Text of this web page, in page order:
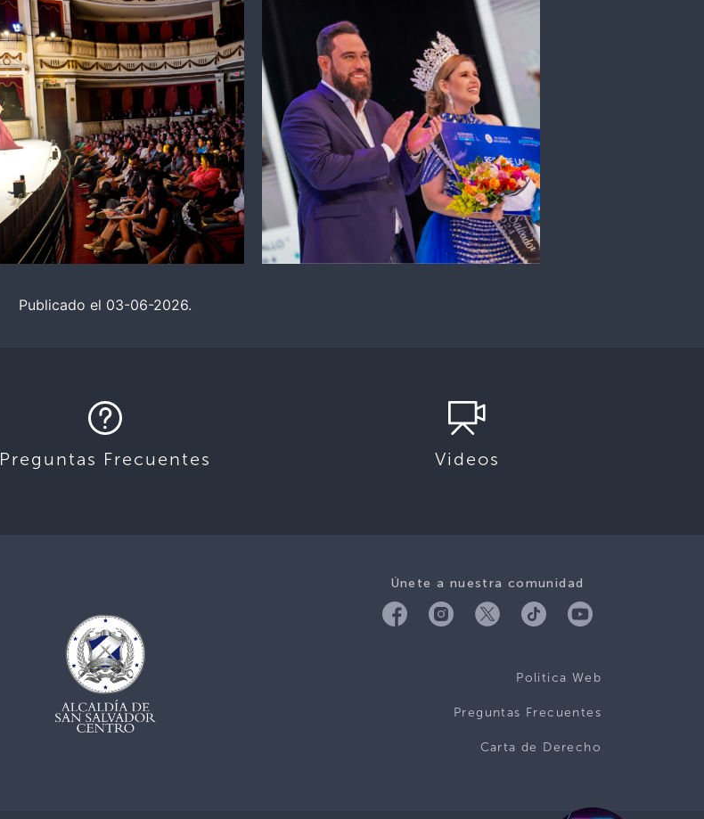
Publicado el 03-06-2026.
Preguntas Frecuentes Videos
Únete a nuestra comunidad
Politica Web
Preguntas Frecuentes
Carta de Derecho